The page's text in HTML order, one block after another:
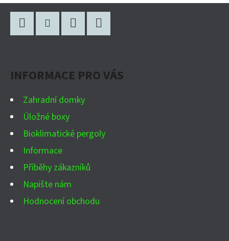
INFORMACE PRO VÁS
Zahradní domky
Úložné boxy
Bioklimatické pergoly
Informace
Příběhy zákazníků
Napište nám
Hodnocení obchodu